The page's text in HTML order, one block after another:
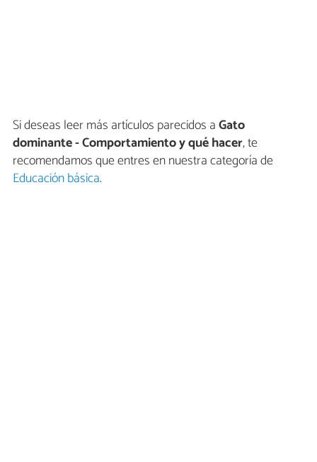
Si deseas leer más artículos parecidos aGato
dominante - Comportamiento y qué hacer, te
recomendamos que entres en nuestra categoría de
Educación básica.